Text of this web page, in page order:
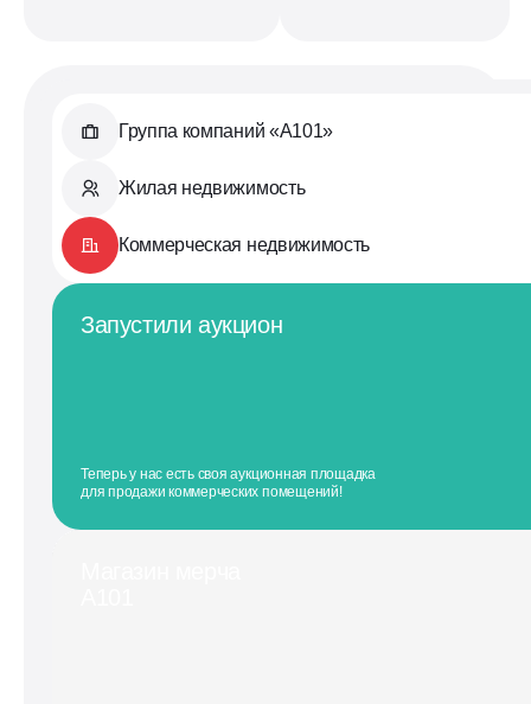
Группа компаний «А101»
Жилая недвижимость
Коммерческая недвижимость
Запустили аукцион
Теперь у нас есть своя аукционная площадка
для продажи коммерческих помещений!